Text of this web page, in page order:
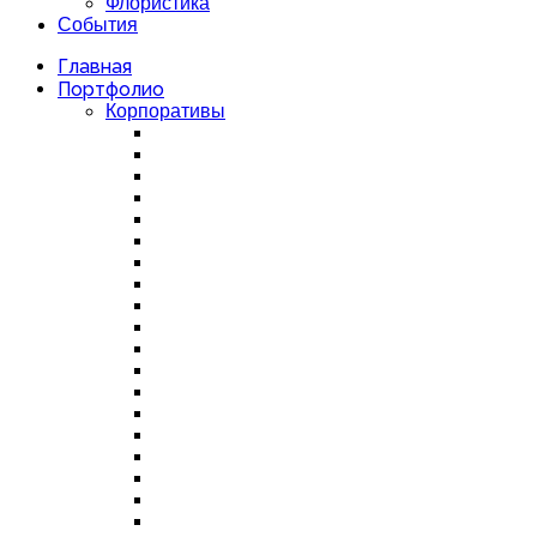
События
Главная
Портфолио
Корпоративы